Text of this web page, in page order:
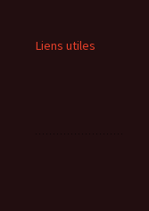
Liens utiles